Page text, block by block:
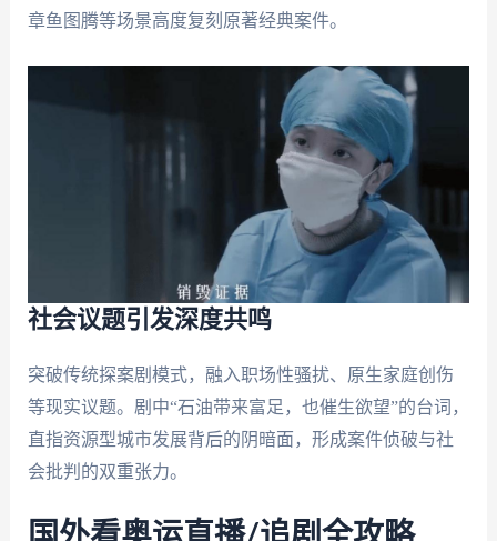
章鱼图腾等场景高度复刻原著经典案件。
社会议题引发深度共鸣
突破传统探案剧模式，融入职场性骚扰、原生家庭创伤
等现实议题。剧中“石油带来富足，也催生欲望”的台词，
直指资源型城市发展背后的阴暗面，形成案件侦破与社
会批判的双重张力。